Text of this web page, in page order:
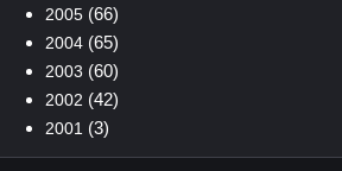
2005(66)
2004(65)
2003 (60)
2002 (42)
2001 (3)